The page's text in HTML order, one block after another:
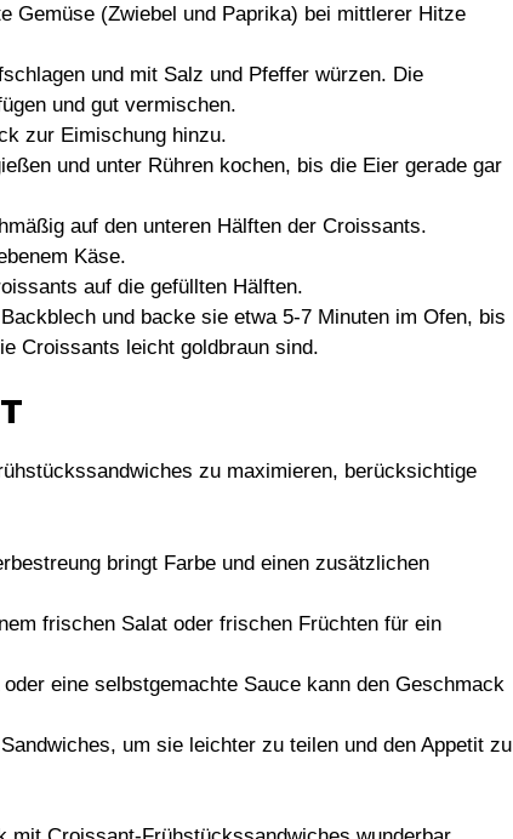
Gemüse (Zwiebel und Paprika) bei mittlerer Hitze
und mit Salz und Pfeffer würzen. Die
und gut vermischen.
zur Eimischung hinzu.
und unter Rühren kochen, bis die Eier gerade gar
auf den unteren Hälften der Croissants.
Käse.
auf die gefüllten Hälften.
und backe sie etwa 5-7 Minuten im Ofen, bis
Croissants leicht goldbraun sind.
zu maximieren, berücksichtige
bringt Farbe und einen zusätzlichen
frischen Salat oder frischen Früchten für ein
eine selbstgemachte Sauce kann den Geschmack
um sie leichter zu teilen und den Appetit zu